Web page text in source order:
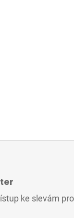
ke slevám